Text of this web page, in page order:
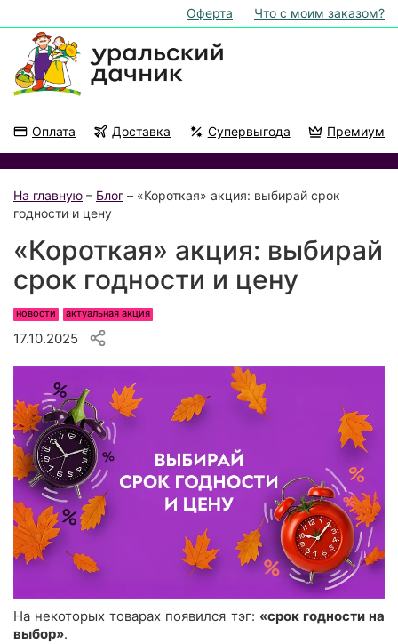
Оферта Что с моим заказом?
Оплата Доставка Супервыгода Премиум
На главную – Блог – «Короткая» акция: выбирай срок
годности и цену
«Короткая» акция: выбирай
срок годности и цену
новости актуальная акция
17.10.2025
На некоторых товарах появился тэг: «срок годности на
выбор».